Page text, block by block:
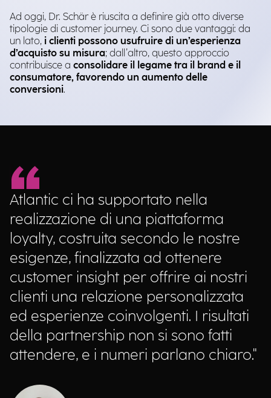
Ad oggi, Dr. Schär è riuscita a definire già otto diverse
tipologie di customer journey. Ci sono due vantaggi: da
un lato, i clienti possono usufruire di un’esperienza
d’acquisto su misura; dall’altro, questo approccio
contribuisce a consolidare il legame tra il brand e il
consumatore, favorendo un aumento delle
conversioni.
Atlantic ci ha supportato nella
realizzazione di una piattaforma
loyalty, costruita secondo le nostre
esigenze, finalizzata ad ottenere
customer insight per offrire ai nostri
clienti una relazione personalizzata
ed esperienze coinvolgenti. I risultati
della partnership non si sono fatti
attendere, e i numeri parlano chiaro."